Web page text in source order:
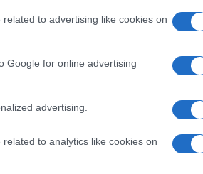
to advertising like cookies on
Google for online advertising
advertising.
to analytics like cookies on